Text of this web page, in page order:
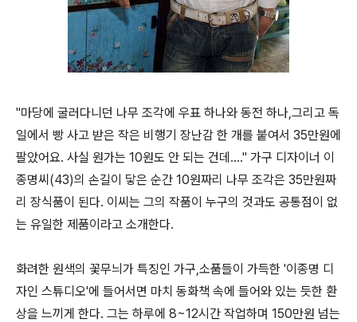
"마당에 굴러다니던 나무 조각에 우표 하나와 동전 하나,그리고 독
일에서 빵 사고 받은 작은 비행기 장난감 한 개를 붙여서 35만원에
팔았어요. 사실 원가는 10원도 안 되는 건데…." 가구 디자이너 이
종명씨(43)의 손길이 닿은 순간 10원짜리 나무 조각은 35만원짜
리 장식품이 된다. 이씨는 그의 작품이 누구의 것과도 공통점이 없
는 유일한 제품이라고 소개한다.
화려한 원색의 꽃무늬가 특징인 가구,소품들이 가득한 '이종명 디
자인 스튜디오'에 들어서면 마치 동화책 속에 들어와 있는 듯한 환
상을 느끼게 한다. 그는 하루에 8~12시간 작업하며 150만원 넘는